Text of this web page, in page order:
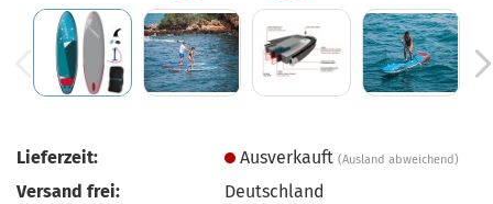
Lieferzeit: Ausverkauft(Ausland abweichend)
Versand frei:
Deutschland